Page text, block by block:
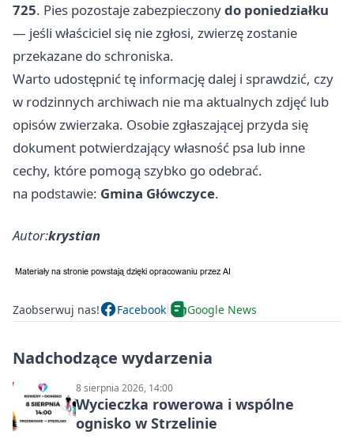
725. Pies pozostaje zabezpieczonydo poniedziałku
— jeśli właściciel się nie zgłosi, zwierzę zostanie
przekazane do schroniska.
Warto udostępnić tę informację dalej i sprawdzić, czy
w rodzinnych archiwach nie ma aktualnych zdjęć lub
opisów zwierzaka. Osobie zgłaszającej przyda się
dokument potwierdzający własność psa lub inne
cechy, które pomogą szybko go odebrać.
na podstawie: Gmina Główczyce.
Autor:krystian
Zaobserwuj nas! Facebook Google News
Nadchodzące wydarzenia
8 sierpnia 2026, 14:00
Wycieczka rowerowa i wspólne
ognisko w Strzelinie